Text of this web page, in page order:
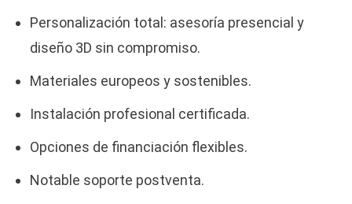
Personalización total: asesoría presencial y
diseño 3D sin compromiso.
Materiales europeos y sostenibles.
Instalación profesional certificada.
Opciones de financiación flexibles.
Notable soporte postventa.